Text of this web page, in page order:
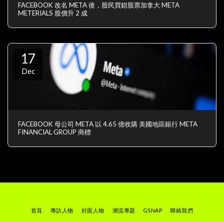
FACEBOOK 改名 META 後，股民買錯股票加拿大 META
METERIALS 股價升 2 成
17
Dec
FACEBOOK 母公司 META 以 4.65 億收購 美國地區銀行 META
FINANCIAL GROUP 商標
首頁 專訪人物 封面人物 潮流專題 GSNAP 聯絡我們